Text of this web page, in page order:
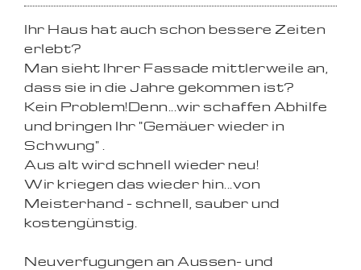
Ihr Haus hat auch schon bessere Zeiten
erlebt?
Man sieht Ihrer Fassade mittlerweile an,
dass sie in die Jahre gekommen ist?
Kein Problem!Denn...wir schaffen Abhilfe
und bringen Ihr "Gemäuer wieder in
Schwung" .
Aus alt wird schnell wieder neu!
Wir kriegen das wieder hin...von
Meisterhand - schnell, sauber und
kostengünstig.
Neuverfugungen an Aussen- und